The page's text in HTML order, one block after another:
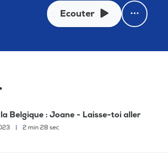
Ecouter
Belgique : Joane - Laisse-toi aller
| 2 min 28 sec